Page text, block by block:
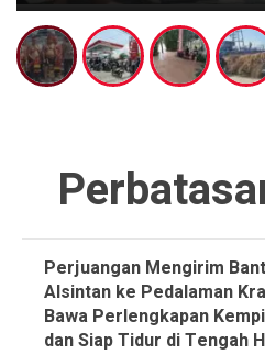
Perjuangan Mengirim
Alsintan ke Pedalaman
Bawa Perlengkapan
dan Siap Tidur di Tengah